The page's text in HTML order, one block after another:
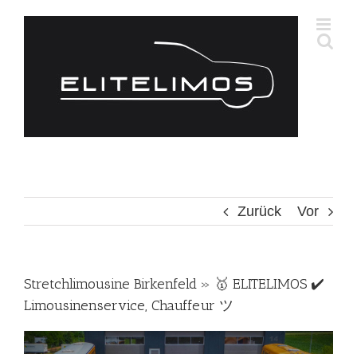
Zurück Vor
Stretchlimousine Birkenfeld » 🥇 ELITELIMOS ✔️
Limousinenservice, Chauffeur ツ